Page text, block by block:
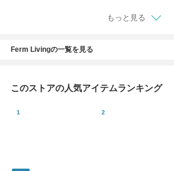
もっと見る
Ferm Livingの一覧を見る
このストアの人気アイテムランキング